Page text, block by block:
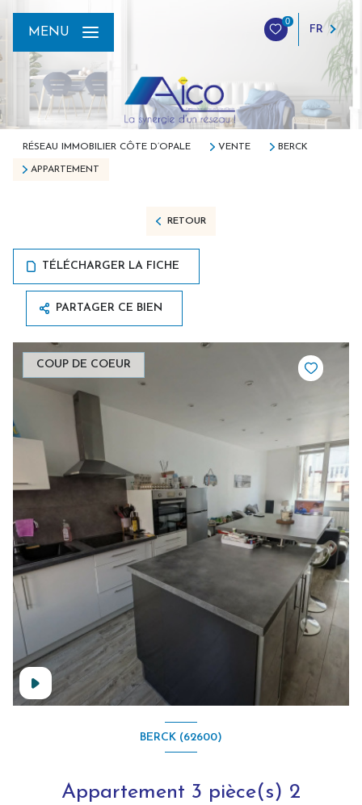
0
FR
MENU
RÉSEAU IMMOBILIER CÔTE D’OPALE VENTE BERCK
APPARTEMENT
RETOUR
TÉLÉCHARGER LA FICHE
PARTAGER CE BIEN
COUP DE COEUR
BERCK (62600)
Appartement 3 pièce(s) 2